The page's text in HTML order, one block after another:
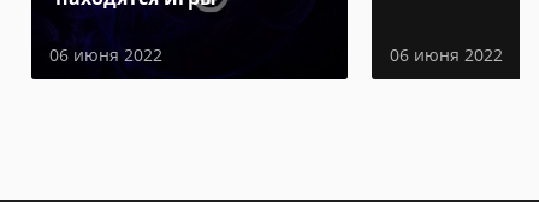
06 июня 2022 06 июня 2022